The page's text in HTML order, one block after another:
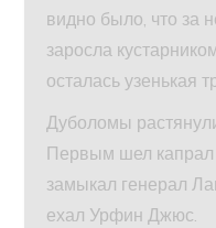
видно было, что за
заросла
осталась узенькая
Дуболомы
Первым шел
замыкал генерал
ехал Урфин Джюс.